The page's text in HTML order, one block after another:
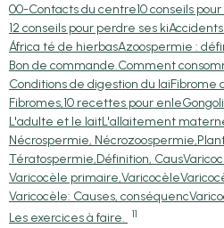
00-Contacts du centre10 conseils
12 conseils pour perdre ses ki
África té de hierbasAzoospermie :
Bon de commande.Comment
Conditions de digestion du laiFibrome
Fibromes,10 recettes pour enle
L'adulte et le laitL'allaitement
Nécrospermie, Nécrozoospermie,
Tératospermie,Définition, Caus
Varicocèle primaire,Varicocèle
Varicocèle: Causes, conséquenc
Les exercices à faire.
11